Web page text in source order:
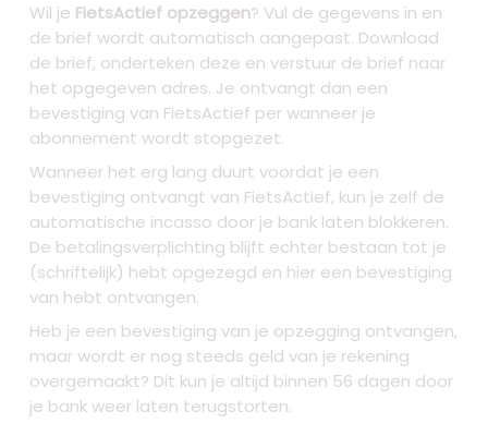
Wil je FietsActief opzeggen? Vul de gegevens in en
de brief wordt automatisch aangepast. Download
de brief, onderteken deze en verstuur de brief naar
het opgegeven adres. Je ontvangt dan een
bevestiging van FietsActief per wanneer je
abonnement wordt stopgezet.
Wanneer het erg lang duurt voordat je een
bevestiging ontvangt van FietsActief, kun je zelf de
automatische incasso door je bank laten blokkeren.
De betalingsverplichting blijft echter bestaan tot je
(schriftelijk) hebt opgezegd en hier een bevestiging
van hebt ontvangen.
Heb je een bevestiging van je opzegging ontvangen,
maar wordt er nog steeds geld van je rekening
overgemaakt? Dit kun je altijd binnen 56 dagen door
je bank weer laten terugstorten.